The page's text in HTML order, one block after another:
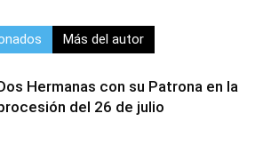
Más del autor
Hermanas con su Patrona en la
del 26 de julio